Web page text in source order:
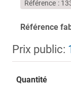
Référence
Référence
Prix public:
Quantité